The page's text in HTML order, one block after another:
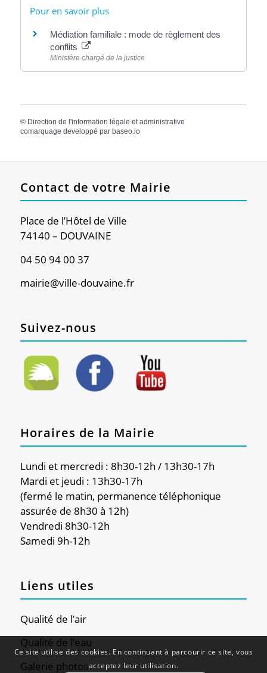
Pour en savoir plus
Médiation familiale : mode de règlement des
conflits
Ministère chargé de la justice
© Direction de l'information légale et administrative
comarquage developpé par baseo.io
Contact de votre Mairie
Place de l’Hôtel de Ville
74140 – DOUVAINE
04 50 94 00 37
mairie@ville-douvaine.fr
Suivez-nous
Horaires de la Mairie
Lundi et mercredi : 8h30-12h / 13h30-17h
Mardi et jeudi : 13h30-17h
(fermé le matin, permanence téléphonique
assurée de 8h30 à 12h)
Vendredi 8h30-12h
Samedi 9h-12h
Liens utiles
Qualité de l’air
Qualité de l’eau
Galerie photos
Ce site utilise des cookies. En continuant à parcourir ce site, vous
acceptez leur utilisation.